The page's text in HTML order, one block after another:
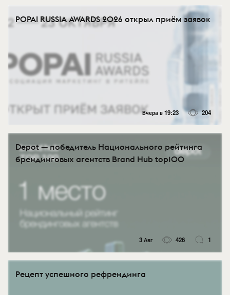
POPAI RUSSIA AWARDS 2026 открыл приём заявок
Вчера в 19:23 204
Depot — победитель Национального рейтинга
брендинговых агентств Brand Hub top100
3 Авг 426 1
Рецепт успешного рефрендинга